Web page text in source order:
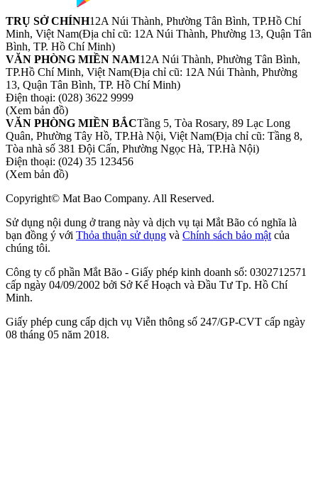
TRỤ SỞ CHÍNH12A Núi Thành, Phường Tân Bình, TP.Hồ Chí
Minh, Việt Nam(Địa chỉ cũ: 12A Núi Thành, Phường 13, Quận Tân
Bình, TP. Hồ Chí Minh)
VĂN PHÒNG MIỀN NAM12A Núi Thành, Phường Tân Bình,
TP.Hồ Chí Minh, Việt Nam(Địa chỉ cũ: 12A Núi Thành, Phường
13, Quận Tân Bình, TP. Hồ Chí Minh)
Điện thoại: (028) 3622 9999
(Xem bản đồ)
VĂN PHÒNG MIỀN BẮCTầng 5, Tòa Rosary, 89 Lạc Long
Quân, Phường Tây Hồ, TP.Hà Nội, Việt Nam(Địa chỉ cũ: Tầng 8,
Tòa nhà số 381 Đội Cấn, Phường Ngọc Hà, TP.Hà Nội)
Điện thoại: (024) 35 123456
(Xem bản đồ)
Copyright© Mat Bao Company. All Reserved.
Sử dụng nội dung ở trang này và dịch vụ tại Mắt Bão có nghĩa là
bạn đồng ý với Thỏa thuận sử dụng và Chính sách bảo mật của
chúng tôi.
Công ty cổ phần Mắt Bão - Giấy phép kinh doanh số: 0302712571
cấp ngày 04/09/2002 bởi Sở Kế Hoạch và Đầu Tư Tp. Hồ Chí
Minh.
Giấy phép cung cấp dịch vụ Viễn thông số 247/GP-CVT cấp ngày
08 tháng 05 năm 2018.